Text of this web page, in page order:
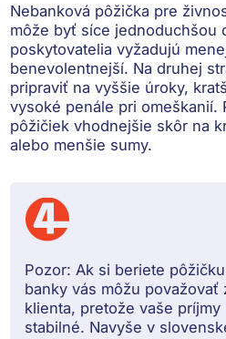
Nebanková pôžička pre
môže byť síce jednoduchšou
poskytovatelia vyžadujú
benevolentnejší. Na druhej
pripraviť navyššie úroky,
vysoké penále pri omeškanií.
pôžičiek vhodnejšie skôr na
alebo menšie sumy.
Pozor: Ak si beriete
banky vás môžu považovať
klienta, pretože vaše príjmy
stabilné. Navyše v